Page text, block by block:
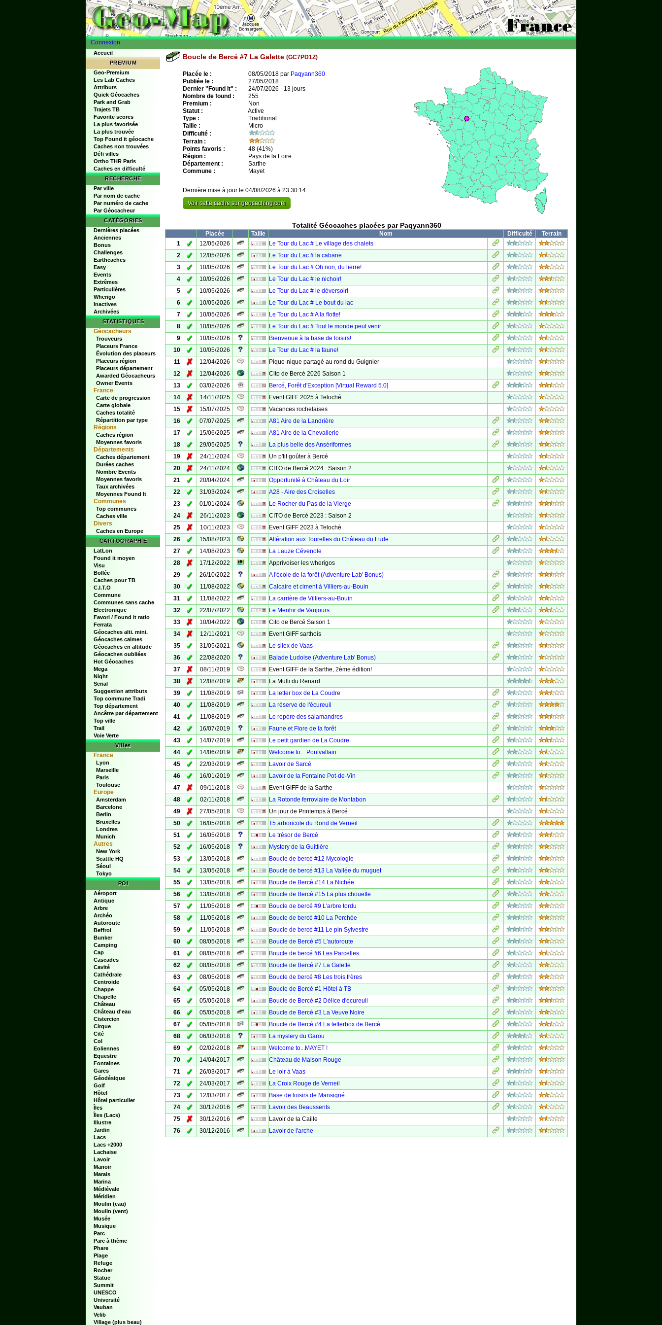
Connexion
Accueil
PREMIUM
Geo-Premium
Les Lab Caches
Attributs
Quick Géocaches
Park and Grab
Trajets TB
Favorite scores
La plus favorisée
La plus trouvée
Top Found it géocache
Caches non trouvées
Défi villes
Ortho THR Paris
Caches en difficulté
RECHERCHE
Par ville
Par nom de cache
Par numéro de cache
Par Géocacheur
CATÉGORIES
Dernières placées
Anciennes
Bonus
Challenges
Earthcaches
Easy
Events
Extrêmes
Particulières
Wherigo
Inactives
Archivées
STATISTIQUES
Géocacheurs
Trouveurs
Placeurs France
Évolution des placeurs
Placeurs région
Placeurs département
Awarded Géocacheurs
Owner Events
France
Carte de progression
Carte globale
Caches totalité
Répartition par type
Régions
Caches région
Moyennes favoris
Départements
Caches département
Durées caches
Nombre Events
Moyennes favoris
Taux archivées
Moyennes Found It
Communes
Top communes
Caches ville
Divers
Caches en Europe
CARTOGRAPHIE
LatLon
Found it moyen
Visu
Bollée
Caches pour TB
C.I.T.O
Commune
Communes sans cache
Electronique
Favori / Found it ratio
Ferrata
Géocaches alti. mini.
Géocaches calmes
Géocaches en altitude
Géocaches oubliées
Hot Géocaches
Mega
Night
Serial
Suggestion attributs
Top commune Tradi
Top département
Ancêtre par département
Top ville
Trail
Voie Verte
Villes
France
Lyon
Marseille
Paris
Toulouse
Europe
Amsterdam
Barcelone
Berlin
Bruxelles
Londres
Munich
Autres
New York
Seattle HQ
Séoul
Tokyo
POI
Aéroport
Antique
Arbre
Archéo
Autoroute
Beffroi
Bunker
Camping
Cap
Cascades
Cavité
Cathédrale
Centroide
Chappe
Chapelle
Château
Château d'eau
Cistercien
Cirque
Cité
Col
Eoliennes
Equestre
Fontaines
Gares
Géodésique
Golf
Hôtel
Hôtel particulier
Îles
Îles (Lacs)
Illustre
Jardin
Lacs
Lacs +2000
Lachaise
Lavoir
Manoir
Marais
Marina
Médiévale
Méridien
Moulin (eau)
Moulin (vent)
Musée
Musique
Parc
Parc à thème
Phare
Plage
Refuge
Rocher
Statue
Summit
UNESCO
Université
Vauban
Velib
Village (plus beau)
Boucle de Bercé #7 La Galette (GC7PD1Z)
Placée le : 08/05/2018 par Paqyann360
Publiée le :
27/05/2018
Dernier "Found it" :
24/07/2026 - 13 jours
Nombre de found :
255
Premium :
Non
Statut :
Active
Type :
Traditional
Taille :
Micro
Difficulté :
Terrain :
Points favoris :
48 (41%)
Région :
Pays de la Loire
Département :
Sarthe
Commune :
Mayet
Dernière mise à jour le 04/08/2026 à 23:30:14
Voir cette cache sur geocaching.com
Totalité Géocaches placées par Paqyann360
Placée Taille Nom Difficulté
Terrain
1
✓ 12/05/2026
Le Tour du Lac # Le village des chalets
2
✓ 12/05/2026
Le Tour du Lac # la cabane
3
✓ 10/05/2026
Le Tour du Lac # Oh non, du lierre!
4
✓ 10/05/2026
Le Tour du Lac # le nichoir!
5
✓ 10/05/2026
Le Tour du Lac # le déversoir!
6
✓ 10/05/2026
Le Tour du Lac # Le bout du lac
7
✓ 10/05/2026
Le Tour du Lac # A la flotte!
8
✓ 10/05/2026
Le Tour du Lac # Tout le monde peut venir
9
✓ 10/05/2026
Bienvenue à la base de loisirs!
10
✓ 10/05/2026
Le Tour du Lac # la faune!
11
✗ 12/04/2026
Pique-nique partagé au rond du Guignier
12
✗ 12/04/2026
Cito de Bercé 2026 Saison 1
13
✓ 03/02/2026
Bercé, Forêt d'Exception [Virtual Reward 5.0]
14
✗ 14/11/2025
Event GIFF 2025 à Teloché
15
✗ 15/07/2025
Vacances rochelaises
16
✓ 07/07/2025
A81 Aire de la Landrière
17
✓ 15/06/2025
A81 Aire de la Chevallerie
18
✓ 29/05/2025
La plus belle des Ansériformes
19
✗ 24/11/2024
Un p'tit goûter à Bercé
20
✗ 24/11/2024
CITO de Bercé 2024 : Saison 2
21
✓ 20/04/2024
Opportunité à Château du Loir
22
✓ 31/03/2024
A28 - Aire des Croiselles
23
✓ 01/01/2024
Le Rocher du Pas de la Vierge
24
✗ 26/11/2023
CITO de Bercé 2023 : Saison 2
25
✗ 10/11/2023
Event GIFF 2023 à Teloché
26
✓ 15/08/2023
Altération aux Tourelles du Château du Lude
27
✓ 14/08/2023
La Lauze Cévenole
28
✗ 17/12/2022
Apprivoiser les wherigos
29
✓ 26/10/2022
A l'école de la forêt (Adventure Lab' Bonus)
30
✓ 11/08/2022
Calcaire et ciment à Villiers-au-Bouin
31
✓ 11/08/2022
La carrière de Villiers-au-Bouin
32
✓ 22/07/2022
Le Menhir de Vaujours
33
✗ 10/04/2022
Cito de Bercé Saison 1
34
✗ 12/11/2021
Event GIFF sarthois
35
✓ 31/05/2021
Le silex de Vaas
36
✓ 22/08/2020
Balade Ludoise (Adventure Lab' Bonus)
37
✗ 08/11/2019
Event GIFF de la Sarthe, 2ème édition!
38
✗ 12/08/2019
La Multi du Renard
39
✓ 11/08/2019
La letter box de La Coudre
40
✓ 11/08/2019
La réserve de l'écureuil
41
✓ 11/08/2019
Le repère des salamandres
42
✓ 16/07/2019
Faune et Flore de la forêt
43
✓ 14/07/2019
Le petit gardien de La Coudre
44
✓ 14/06/2019
Welcome to... Pontvallain
45
✓ 22/03/2019
Lavoir de Sarcé
46
✓ 16/01/2019
Lavoir de la Fontaine Pot-de-Vin
47
✗ 09/11/2018
Event GIFF de la Sarthe
48
✓ 02/11/2018
La Rotonde ferroviaire de Montabon
49
✗ 27/05/2018
Un jour de Printemps à Bercé
50
✓ 16/05/2018
T5 arboricole du Rond de Verneil
51
✓ 16/05/2018
Le trésor de Bercé
52
✓ 16/05/2018
Mystery de la Guittière
53
✓ 13/05/2018
Boucle de bercé #12 Mycologie
54
✓ 13/05/2018
Boucle de bercé #13 La Vallée du muguet
55
✓ 13/05/2018
Boucle de Bercé #14 La Nichée
56
✓ 13/05/2018
Boucle de Bercé #15 La plus chouette
57
✓ 11/05/2018
Boucle de bercé #9 L'arbre tordu
58
✓ 11/05/2018
Boucle de bercé #10 La Perchée
59
✓ 11/05/2018
Boucle de bercé #11 Le pin Sylvestre
60
✓ 08/05/2018
Boucle de Bercé #5 L'autoroute
61
✓ 08/05/2018
Boucle de bercé #6 Les Parcelles
62
✓ 08/05/2018
Boucle de Bercé #7 La Galette
63
✓ 08/05/2018
Boucle de bercé #8 Les trois frères
64
✓ 05/05/2018
Boucle de Bercé #1 Hôtel à TB
65
✓ 05/05/2018
Boucle de Bercé #2 Délice d'écureuil
66
✓ 05/05/2018
Boucle de Bercé #3 La Veuve Noire
67
✓ 05/05/2018
Boucle de Bercé #4 La letterbox de Bercé
68
✓ 06/03/2018
La mystery du Garou
69
✓ 02/02/2018
Welcome to...MAYET !
70
✓ 14/04/2017
Château de Maison Rouge
71
✓ 26/03/2017
Le loir à Vaas
72
✓ 24/03/2017
La Croix Rouge de Verneil
73
✓ 12/03/2017
Base de loisirs de Mansigné
74
✓ 30/12/2016
Lavoir des Beaussents
75
✗ 30/12/2016
Lavoir de la Caille
76
✓ 30/12/2016 Lavoir de l'arche